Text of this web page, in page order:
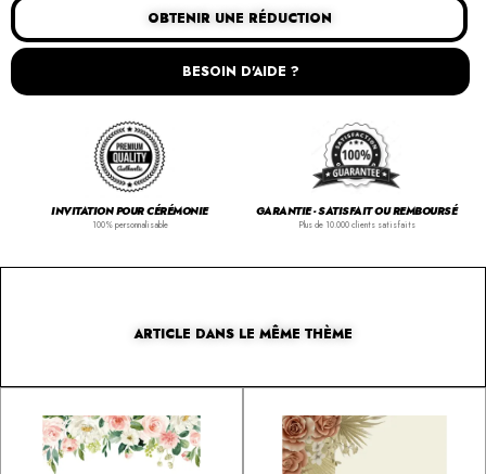
OBTENIR UNE RÉDUCTION
BESOIN D'AIDE ?
INVITATION POUR CÉRÉMONIE
100% personnalisable
GARANTIE - SATISFAIT OU REMBOURSÉ
Plus de 10.000 clients satisfaits
ARTICLE DANS LE MÊME THÈME